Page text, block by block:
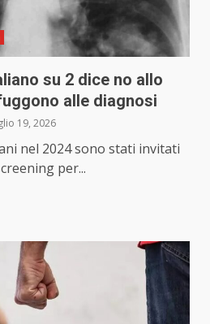
su 2 dice no allo
alle diagnosi
19, 2026
nel 2024 sono stati invitati
per...